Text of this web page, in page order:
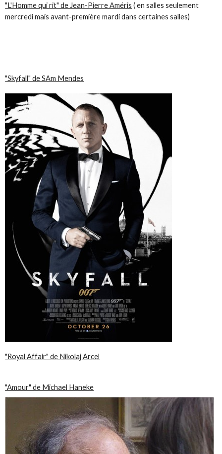
"L'Homme qui rit" de Jean-Pierre Améris ( en salles seulement
mercredi mais avant-première mardi dans certaines salles)
"Skyfall" de SAm Mendes
"Royal Affair" de Nikolaj Arcel
"Amour" de Michael Haneke